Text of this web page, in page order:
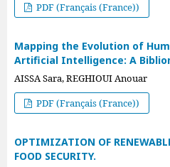
PDF (Français (France))
Mapping the Evolution of
Artificial Intelligence: A
AISSA Sara, REGHIOUI Anouar
PDF (Français (France))
OPTIMIZATION OF
FOOD SECURITY.